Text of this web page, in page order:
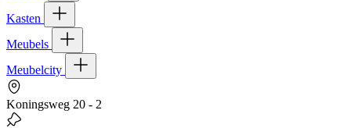
Kasten
Meubels
Meubelcity
Koningsweg 20 - 2